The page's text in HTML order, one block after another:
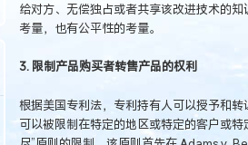
给对方、无偿独占或者共享该改进技术的
考量，也有公平性的考量。
3. 限制产品购买者转售产品的权利
根据美国专利法，专利持有人可以授予和
可以被限制在特定的地区或特定的客户或